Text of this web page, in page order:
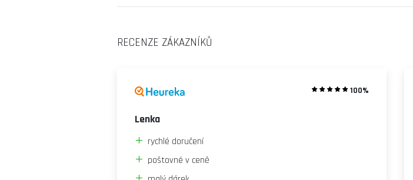
RECENZE ZÁKAZNÍKŮ
100%
Lenka
rychlé doručení
poštovné v ceně